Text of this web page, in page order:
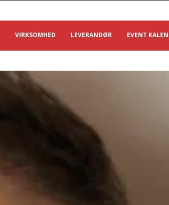
VIRKSOMHED LEVERANDØR EVENT